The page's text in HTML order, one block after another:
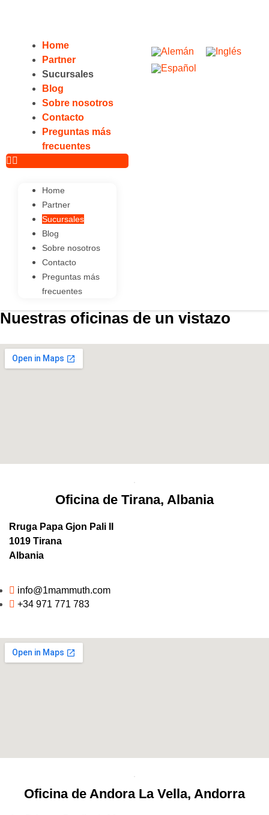
Home
Partner
Sucursales
Blog
Sobre nosotros
Contacto
Preguntas más
frecuentes
Home
Partner
Sucursales
Blog
Sobre nosotros
Contacto
Preguntas más
frecuentes
Nuestras oficinas de un vistazo
Oficina de Tirana, Albania
Rruga Papa Gjon Pali II
1019 Tirana
Albania
info@1mammuth.com
+34 971 771 783
Oficina de Andora La Vella, Andorra